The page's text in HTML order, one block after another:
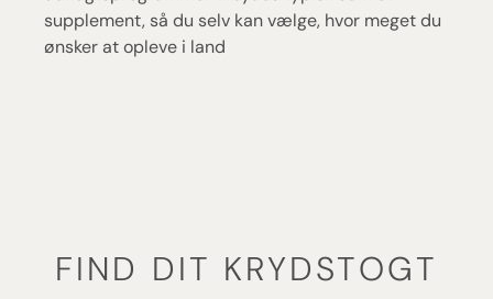
supplement, så du selv kan vælge, hvor meget du
ønsker at opleve i land
FIND DIT KRYDSTOGT